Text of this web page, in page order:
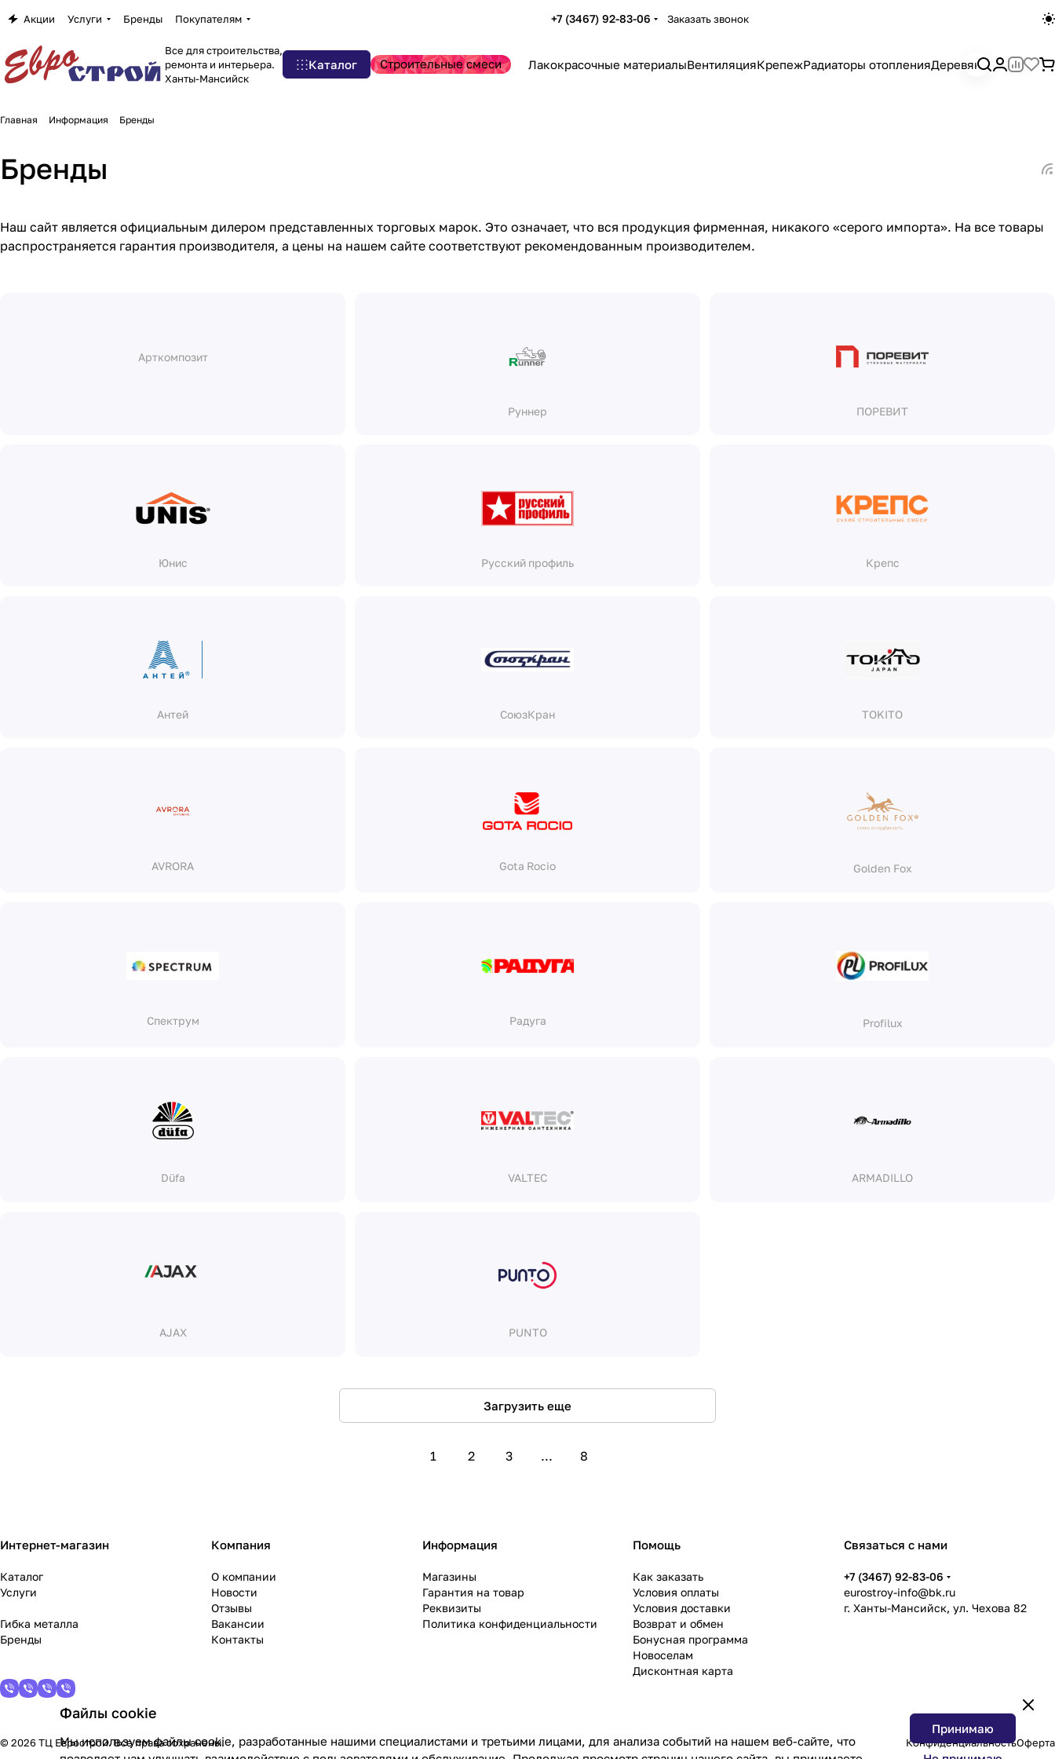
Акции Услуги Бренды Покупателям +7 (3467) 92-83-06 Заказать звонок
Все для строительства,
ремонта и интерьера.
Ханты-Мансийск
Каталог Строительные смеси Лакокрасочные материалыВентиляцияКрепежРадиаторы отопленияДеревянный
Главная Информация Бренды
Бренды
Наш сайт является официальным дилером представленных торговых марок. Это означает, что вся продукция фирменная, никакого «серого импорта». На все товары
распространяется гарантия производителя, а цены на нашем сайте соответствуют рекомендованным производителем.
Арткомпозит
Руннер ПОРЕВИТ
Юнис Русский профиль Крепс
Антей СоюзКран TOKITO
AVRORA Gota Rocio Golden Fox
Спектрум Радуга Profilux
Düfa VALTEC ARMADILLO
AJAX PUNTO
Загрузить еще
1 2 3 ... 8
Интернет-магазин
Каталог
Услуги
Гибка металла
Бренды
Компания
О компании
Новости
Отзывы
Вакансии
Контакты
Информация
Магазины
Гарантия на товар
Реквизиты
Политика конфиденциальности
Помощь
Как заказать
Условия оплаты
Условия доставки
Возврат и обмен
Бонусная программа
Новоселам
Дисконтная карта
Связаться с нами
+7 (3467) 92-83-06
eurostroy-info@bk.ru
г. Ханты-Мансийск, ул. Чехова 82
© 2026 ТЦ Еврострой. Все права сохранены. КонфиденциальностьОферта
Файлы cookie
Мы используем файлы cookie, разработанные нашими специалистами и третьими лицами, для анализа событий на нашем веб-сайте, что
Принимаю